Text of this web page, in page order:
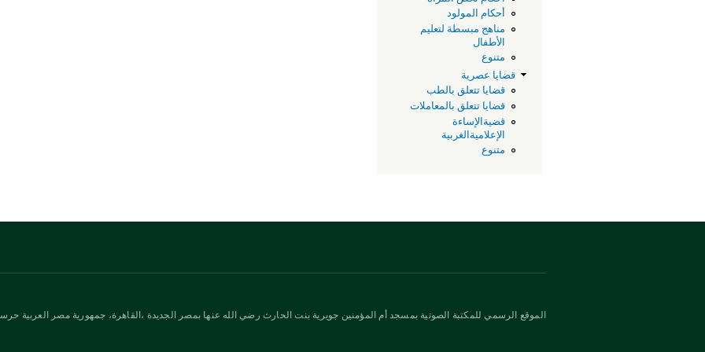
أحكام المولود
مناهج مبسطة لتعليم
الأطفال
متنوع
قضايا عصرية
قضايا تتعلق بالطب
قضايا تتعلق بالمعاملات
قضيةالإساءة
الإعلاميةالغربية
متنوع
الموقع الرسمي للمكتبة الصوتية بمسجد أم المؤمنين جويرية بنت الحارث رضي الله عنها بمصر الجديدة ،القاهرة، جمهورية مصر العربية